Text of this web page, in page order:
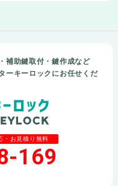
補助鍵取付・鍵作成など
ーキーロックにお任せくだ
・お見積り無料
169